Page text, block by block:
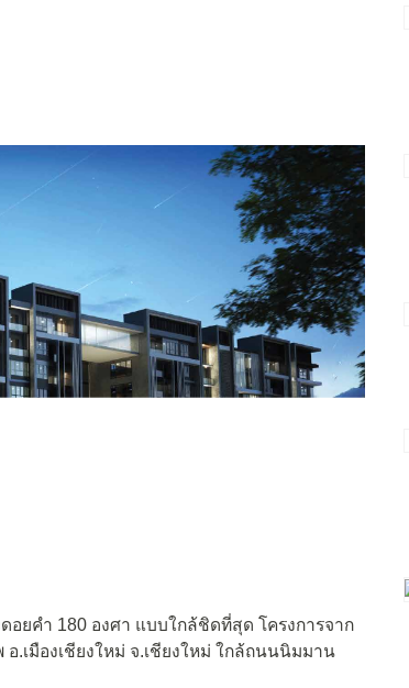
ยคำ 180 องศา แบบใกล้ชิดที่สุด โครงการจาก
.เมืองเชียงใหม่ จ.เชียงใหม่ ใกล้ถนนนิมมาน